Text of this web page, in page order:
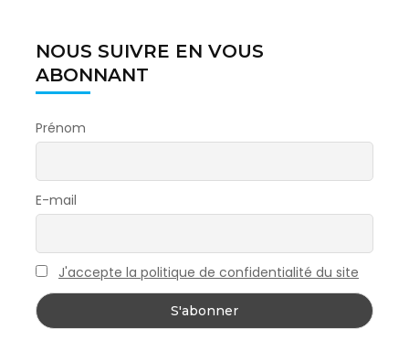
NOUS SUIVRE EN VOUS
ABONNANT
Prénom
E-mail
J'accepte la politique de confidentialité du site